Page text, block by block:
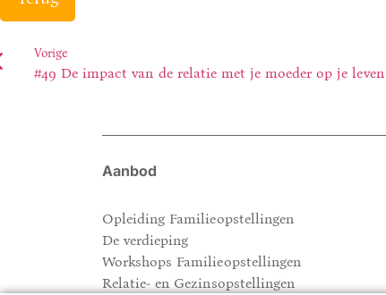
Vorige
#49 De impact van de relatie met je moeder op je leven
Aanbod
Opleiding Familieopstellingen
De verdieping
Workshops Familieopstellingen
Relatie- en Gezinsopstellingen